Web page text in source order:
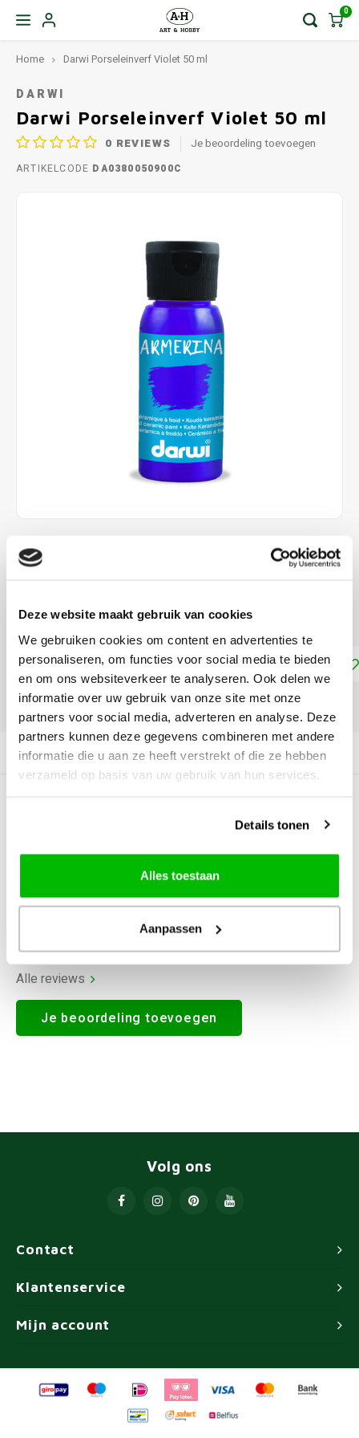
Deze website maakt gebruik van cookies
We gebruiken cookies om content en advertenties te
personaliseren, om functies voor social media te bieden
en om ons websiteverkeer te analyseren. Ook delen we
informatie over uw gebruik van onze site met onze
partners voor social media, adverteren en analyse. Deze
partners kunnen deze gegevens combineren met andere
informatie die u aan ze heeft verstrekt of die ze hebben
verzameld op basis van uw gebruik van hun services.
Details tonen
Alles toestaan
Aanpassen
0
Home Darwi Porseleinverf Violet 50 ml
DARWI
Darwi Porseleinverf Violet 50 ml
0 REVIEWS Je beoordeling toevoegen
ARTIKELCODE DA0380050900C
€5,65
zonder afbakken!Lees meer
Toevoegen aan winkelwagen
DELEN:
Productomschrijving
0Reviews
Alle reviews
Je beoordeling toevoegen
Contact
Volg ons
Klantenservice
Mijn account